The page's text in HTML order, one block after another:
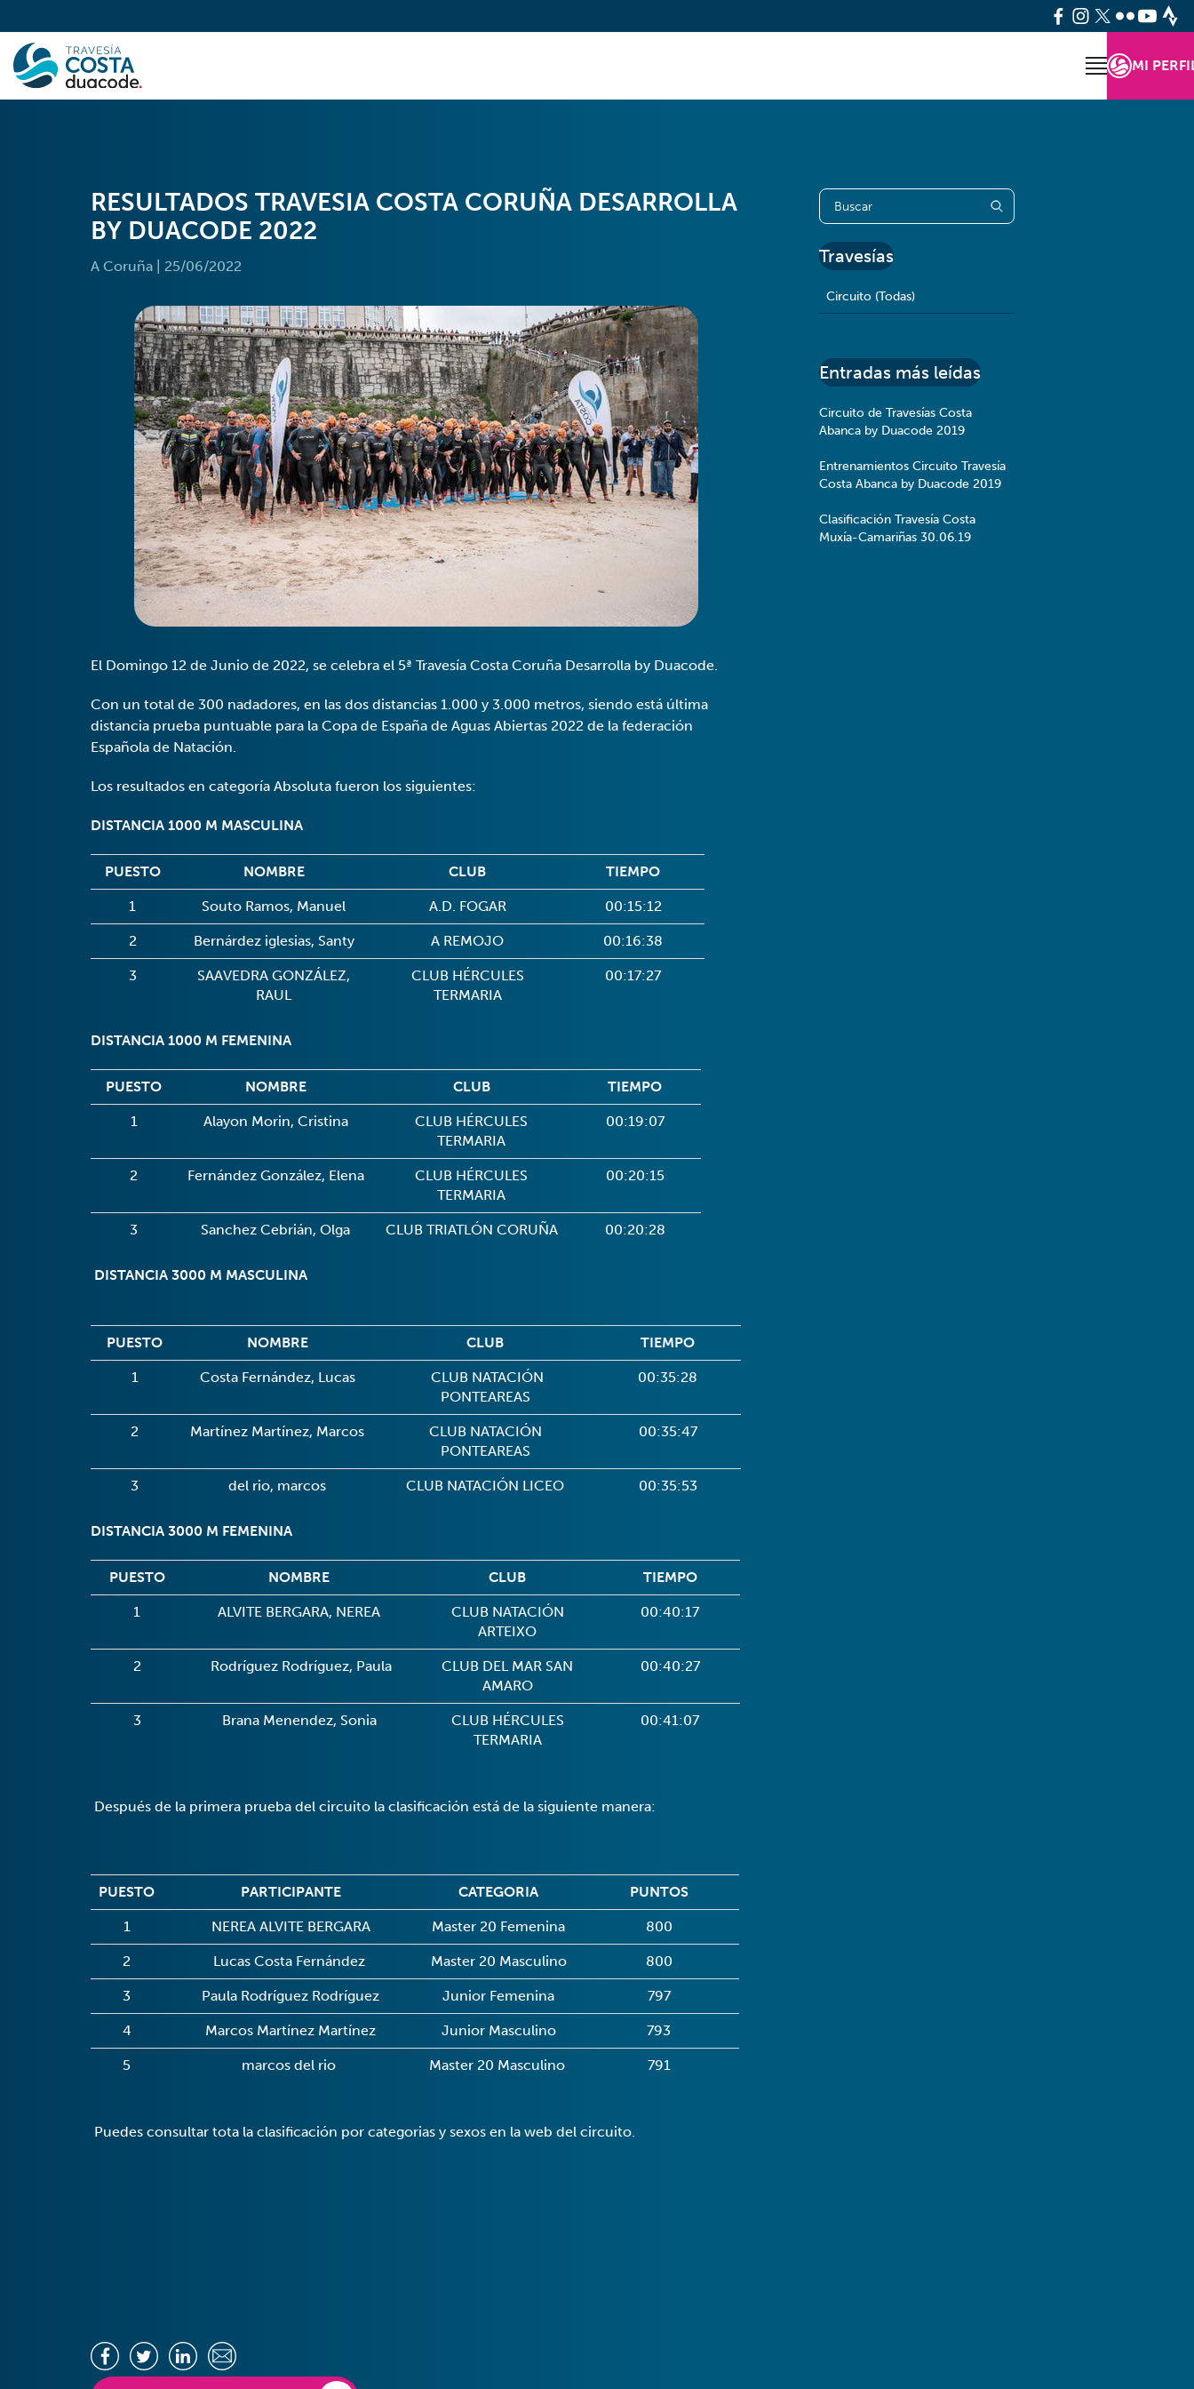
MI
RESULTADOS TRAVESIA COSTA CORUÑA DESARROLLA
BY DUACODE 2022
A Coruña 25/06/2022
El Domingo 12 de Junio de 2022, se celebra el 5ª Travesía Costa Coruña Desarrolla by Duacode.
Con un total de 300 nadadores, en las dos distancias 1.000 y 3.000 metros, siendo está última
distancia prueba puntuable para la Copa de España de Aguas Abiertas 2022 de la federación
Española de Natación.
Los resultados en categoría Absoluta fueron los siguientes:
DISTANCIA 1000 M MASCULINA
PUESTO NOMBRE CLUB TIEMPO
1 Souto Ramos, Manuel A.D. FOGAR 00:15:12
2 Bernárdez iglesias, Santy A REMOJO 00:16:38
3
SAAVEDRA GONZÁLEZ,
RAUL
CLUB HÉRCULES
TERMARIA
00:17:27
DISTANCIA 1000 M FEMENINA
PUESTO NOMBRE CLUB TIEMPO
1 Alayon Morin, Cristina
CLUB HÉRCULES
TERMARIA
00:19:07
2 Fernández González, Elena
CLUB HÉRCULES
TERMARIA
00:20:15
3 Sanchez Cebrián, Olga CLUB TRIATLÓN CORUÑA 00:20:28
DISTANCIA 3000 M MASCULINA
PUESTO NOMBRE CLUB TIEMPO
1 Costa Fernández, Lucas
CLUB NATACIÓN
PONTEAREAS
00:35:28
2 Martínez Martínez, Marcos
CLUB NATACIÓN
PONTEAREAS
00:35:47
3 del rio, marcos CLUB NATACIÓN LICEO 00:35:53
DISTANCIA 3000 M FEMENINA
PUESTO NOMBRE CLUB TIEMPO
1 ALVITE BERGARA, NEREA
CLUB NATACIÓN
ARTEIXO
00:40:17
2 Rodríguez Rodríguez, Paula
CLUB DEL MAR SAN
AMARO
00:40:27
3 Brana Menendez, Sonia
CLUB HÉRCULES
TERMARIA
00:41:07
Después de la primera prueba del circuito la clasificación está de la siguiente manera:
PUESTO PARTICIPANTE CATEGORIA PUNTOS
1 NEREA ALVITE BERGARA Master 20 Femenina 800
2 Lucas Costa Fernández Master 20 Masculino 800
3 Paula Rodríguez Rodríguez Junior Femenina 797
4 Marcos Martínez Martínez Junior Masculino 793
5 marcos del rio Master 20 Masculino 791
Puedes consultar tota la clasificación por categorias y sexos en la web del circuito.
Travesías
Circuito (Todas)
Entradas más leídas
Circuito de Travesías Costa
Abanca by Duacode 2019
Entrenamientos Circuito Travesía
Costa Abanca by Duacode 2019
Clasificación Travesía Costa
Muxía-Camariñas 30.06.19